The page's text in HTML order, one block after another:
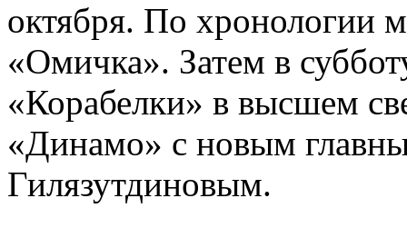
октября. По хронологии
«Омичка». Затем в
«Корабелки» в высшем
«Динамо» с новым
Гилязутдиновым.